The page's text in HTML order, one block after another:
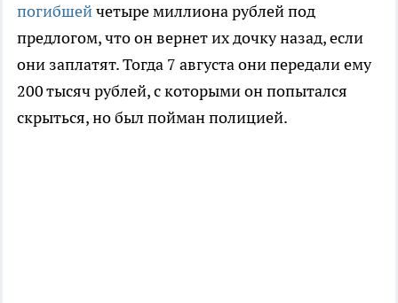
погибшейчетыре миллиона рублей под
предлогом, что он вернет их дочку назад, если
они заплатят. Тогда 7 августа они передали ему
200 тысяч рублей, с которыми он попытался
скрыться, но был пойман полицией.